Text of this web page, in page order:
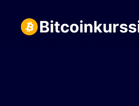
Siirry